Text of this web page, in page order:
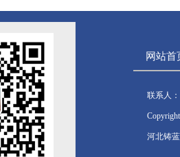
网站首
联系人
河北铸